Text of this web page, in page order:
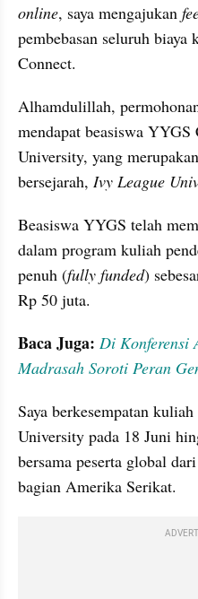
online, saya mengajukan
pembebasan seluruh
Connect.
Alhamdulillah,
mendapat beasiswa
University, yang
bersejarah, Ivy League
Beasiswa YYGS telah
dalam program kuliah
penuh (fully funded)
Rp 50 juta.
Baca Juga: Di Konferensi
Madrasah Soroti Peran
Saya berkesempatan
University pada 18 Juni
bersama peserta global
bagian Amerika Serikat.